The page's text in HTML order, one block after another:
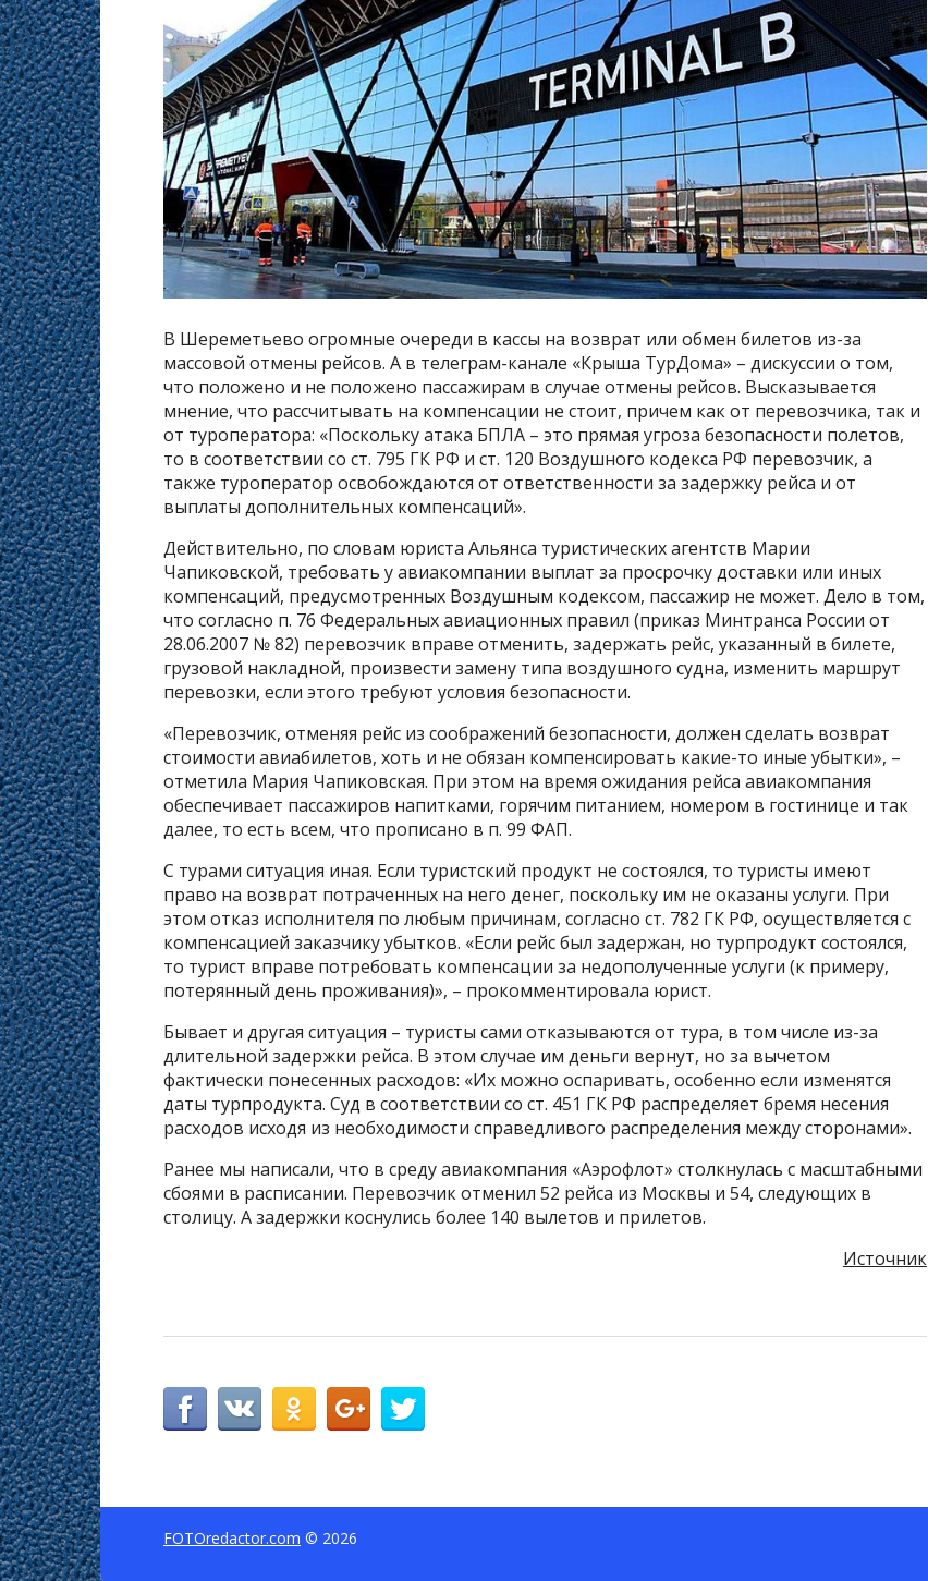
В Шереметьево огромные очереди в кассы на возврат или обмен билетов из-за
массовой отмены рейсов. А в телеграм-канале «Крыша ТурДома» – дискуссии о том,
что положено и не положено пассажирам в случае отмены рейсов. Высказывается
мнение, что рассчитывать на компенсации не стоит, причем как от перевозчика, так и
от туроператора: «Поскольку атака БПЛА – это прямая угроза безопасности полетов,
то в соответствии со ст. 795 ГК РФ и ст. 120 Воздушного кодекса РФ перевозчик, а
также туроператор освобождаются от ответственности за задержку рейса и от
выплаты дополнительных компенсаций».
Действительно, по словам юриста Альянса туристических агентств Марии
Чапиковской, требовать у авиакомпании выплат за просрочку доставки или иных
компенсаций, предусмотренных Воздушным кодексом, пассажир не может. Дело в том,
что согласно п. 76 Федеральных авиационных правил (приказ Минтранса России от
28.06.2007 № 82) перевозчик вправе отменить, задержать рейс, указанный в билете,
грузовой накладной, произвести замену типа воздушного судна, изменить маршрут
перевозки, если этого требуют условия безопасности.
«Перевозчик, отменяя рейс из соображений безопасности, должен сделать возврат
стоимости авиабилетов, хоть и не обязан компенсировать какие-то иные убытки», –
отметила Мария Чапиковская. При этом на время ожидания рейса авиакомпания
обеспечивает пассажиров напитками, горячим питанием, номером в гостинице и так
далее, то есть всем, что прописано в п. 99 ФАП.
С турами ситуация иная. Если туристский продукт не состоялся, то туристы имеют
право на возврат потраченных на него денег, поскольку им не оказаны услуги. При
этом отказ исполнителя по любым причинам, согласно ст. 782 ГК РФ, осуществляется с
компенсацией заказчику убытков. «Если рейс был задержан, но турпродукт состоялся,
то турист вправе потребовать компенсации за недополученные услуги (к примеру,
потерянный день проживания)», – прокомментировала юрист.
Бывает и другая ситуация – туристы сами отказываются от тура, в том числе из-за
длительной задержки рейса. В этом случае им деньги вернут, но за вычетом
фактически понесенных расходов: «Их можно оспаривать, особенно если изменятся
даты турпродукта. Суд в соответствии со ст. 451 ГК РФ распределяет бремя несения
расходов исходя из необходимости справедливого распределения между сторонами».
Ранее мы написали, что в среду авиакомпания «Аэрофлот» столкнулась с масштабными
сбоями в расписании. Перевозчик отменил 52 рейса из Москвы и 54, следующих в
столицу. А задержки коснулись более 140 вылетов и прилетов.
Источник
FOTOredactor.com © 2026